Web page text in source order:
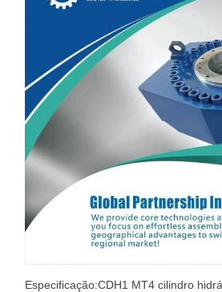
Especificação:CDH1 MT4 cilindro